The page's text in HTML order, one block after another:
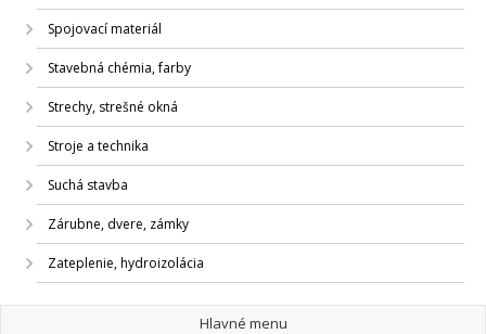
Spojovací materiál
Stavebná chémia, farby
Strechy, strešné okná
Stroje a technika
Suchá stavba
Zárubne, dvere, zámky
Zateplenie, hydroizolácia
Hlavné menu